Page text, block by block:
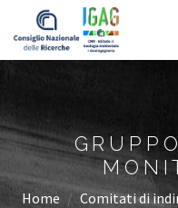
Homepage
Home
Comitati di